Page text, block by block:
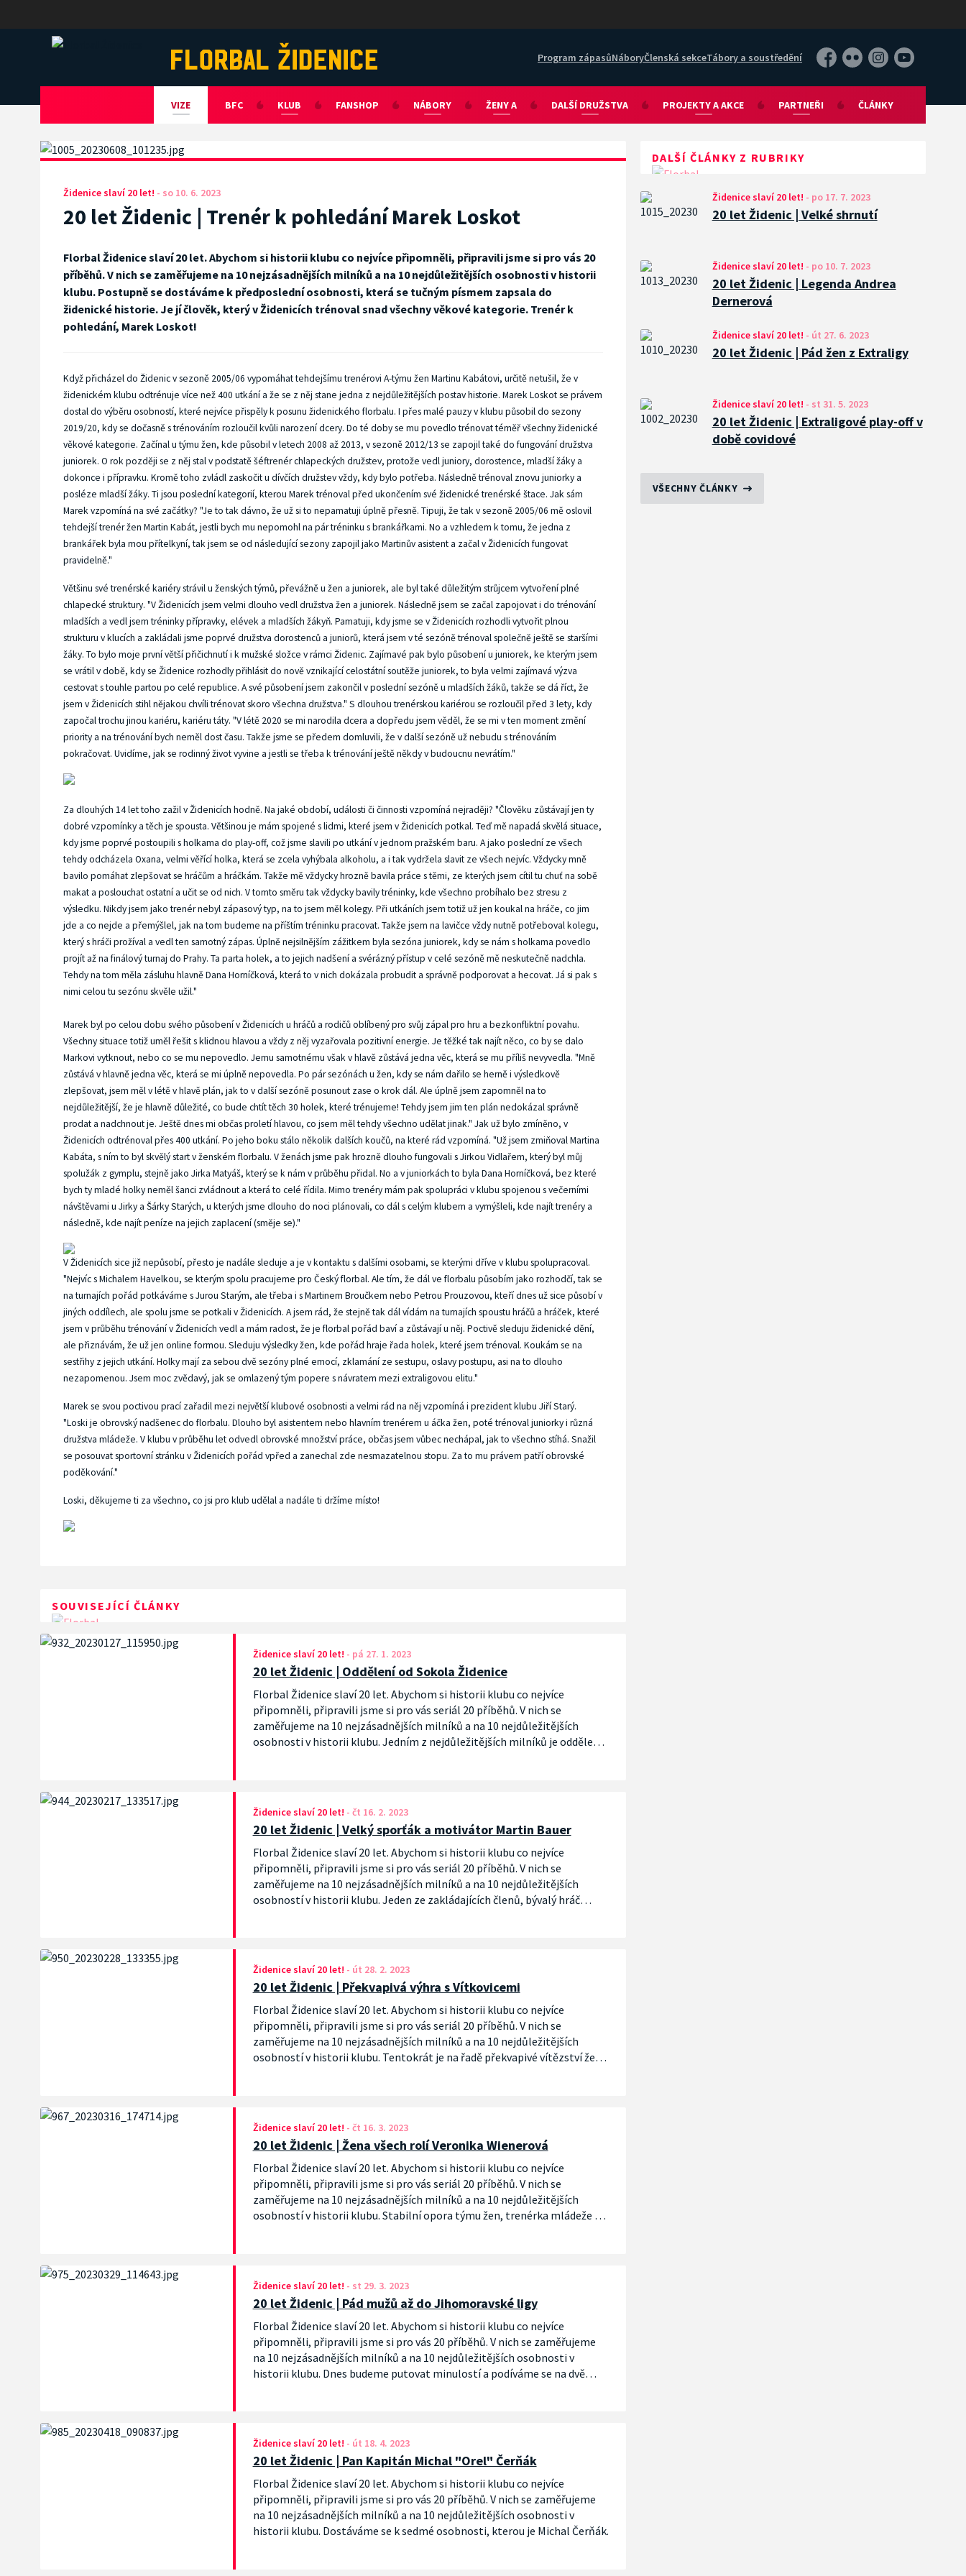
Program zápasůNáboryČlenská sekceTábory a soustředění Facebook
Flickr Instagram
YouTube
VIZE BFC KLUB FANSHOP NÁBORY ŽENY A DALŠÍ DRUŽSTVA PROJEKTY A AKCE PARTNEŘI ČLÁNKY
DALŠÍ ČLÁNKY Z RUBRIKY
Židenice slaví 20 let! - po 17. 7. 2023
20 let Židenic | Velké shrnutí
Židenice slaví 20 let! - po 10. 7. 2023
20 let Židenic | Legenda Andrea
Dernerová
Židenice slaví 20 let! - út 27. 6. 2023
20 let Židenic | Pád žen z Extraligy
Židenice slaví 20 let! - st 31. 5. 2023
20 let Židenic | Extraligové play-off v
době covidové
VŠECHNY ČLÁNKY
Židenice slaví 20 let! - so 10. 6. 2023
20 let Židenic | Trenér k pohledání Marek Loskot
Florbal Židenice slaví 20 let. Abychom si historii klubu co nejvíce připomněli, připravili jsme si pro vás 20
příběhů. V nich se zaměřujeme na 10 nejzásadnějších milníků a na 10 nejdůležitějších osobnosti v historii
klubu. Postupně se dostáváme k předposlední osobnosti, která se tučným písmem zapsala do
židenické historie. Je jí člověk, který v Židenicích trénoval snad všechny věkové kategorie. Trenér k
pohledání, Marek Loskot!
Když přicházel do Židenic v sezoně 2005/06 vypomáhat tehdejšímu trenérovi A-týmu žen Martinu Kabátovi, určitě netušil, že v
židenickém klubu odtrénuje více než 400 utkání a že se z něj stane jedna z nejdůležitějších postav historie. Marek Loskot se právem
dostal do výběru osobností, které nejvíce přispěly k posunu židenického florbalu. I přes malé pauzy v klubu působil do sezony
2019/20, kdy se dočasně s trénováním rozloučil kvůli narození dcery. Do té doby se mu povedlo trénovat téměř všechny židenické
věkové kategorie. Začínal u týmu žen, kde působil v letech 2008 až 2013, v sezoně 2012/13 se zapojil také do fungování družstva
juniorek. O rok později se z něj stal v podstatě šéftrenér chlapeckých družstev, protože vedl juniory, dorostence, mladší žáky a
dokonce i přípravku. Kromě toho zvládl zaskočit u dívčích družstev vždy, kdy bylo potřeba. Následně trénoval znovu juniorky a
posléze mladší žáky. Ti jsou poslední kategorií, kterou Marek trénoval před ukončením své židenické trenérské štace. Jak sám
Marek vzpomíná na své začátky? "Je to tak dávno, že už si to nepamatuji úplně přesně. Tipuji, že tak v sezoně 2005/06 mě oslovil
tehdejší trenér žen Martin Kabát, jestli bych mu nepomohl na pár tréninku s brankářkami. No a vzhledem k tomu, že jedna z
brankářek byla mou přítelkyní, tak jsem se od následující sezony zapojil jako Martinův asistent a začal v Židenicích fungovat
pravidelně."
Většinu své trenérské kariéry strávil u ženských týmů, převážně u žen a juniorek, ale byl také důležitým strůjcem vytvoření plné
chlapecké struktury. "V Židenicích jsem velmi dlouho vedl družstva žen a juniorek. Následně jsem se začal zapojovat i do trénování
mladších a vedl jsem tréninky přípravky, elévek a mladších žákyň. Pamatuji, kdy jsme se v Židenicích rozhodli vytvořit plnou
strukturu v klucích a zakládali jsme poprvé družstva dorostenců a juniorů, která jsem v té sezóně trénoval společně ještě se staršími
žáky. To bylo moje první větší přičichnutí i k mužské složce v rámci Židenic. Zajímavé pak bylo působení u juniorek, ke kterým jsem
se vrátil v době, kdy se Židenice rozhodly přihlásit do nově vznikající celostátní soutěže juniorek, to byla velmi zajímavá výzva
cestovat s touhle partou po celé republice. A své působení jsem zakončil v poslední sezóně u mladších žáků, takže se dá říct, že
jsem v Židenicích stihl nějakou chvíli trénovat skoro všechna družstva." S dlouhou trenérskou kariérou se rozloučil před 3 lety, kdy
započal trochu jinou kariéru, kariéru táty. "V létě 2020 se mi narodila dcera a dopředu jsem věděl, že se mi v ten moment změní
priority a na trénování bych neměl dost času. Takže jsme se předem domluvili, že v další sezóně už nebudu s trénováním
pokračovat. Uvidíme, jak se rodinný život vyvine a jestli se třeba k trénování ještě někdy v budoucnu nevrátím."
Za dlouhých 14 let toho zažil v Židenicích hodně. Na jaké období, události či činnosti vzpomíná nejraději? "Člověku zůstávají jen ty
dobré vzpomínky a těch je spousta. Většinou je mám spojené s lidmi, které jsem v Židenicích potkal. Teď mě napadá skvělá situace,
kdy jsme poprvé postoupili s holkama do play-off, což jsme slavili po utkání v jednom pražském baru. A jako poslední ze všech
tehdy odcházela Oxana, velmi věřící holka, která se zcela vyhýbala alkoholu, a i tak vydržela slavit ze všech nejvíc. Vždycky mně
bavilo pomáhat zlepšovat se hráčům a hráčkám. Takže mě vždycky hrozně bavila práce s těmi, ze kterých jsem cítil tu chuť na sobě
makat a poslouchat ostatní a učit se od nich. V tomto směru tak vždycky bavily tréninky, kde všechno probíhalo bez stresu z
výsledku. Nikdy jsem jako trenér nebyl zápasový typ, na to jsem měl kolegy. Při utkáních jsem totiž už jen koukal na hráče, co jim
jde a co nejde a přemýšlel, jak na tom budeme na příštím tréninku pracovat. Takže jsem na lavičce vždy nutně potřeboval kolegu,
který s hráči prožíval a vedl ten samotný zápas. Úplně nejsilnějším zážitkem byla sezóna juniorek, kdy se nám s holkama povedlo
projít až na finálový turnaj do Prahy. Ta parta holek, a to jejich nadšení a svérázný přístup v celé sezóně mě neskutečně nadchla.
Tehdy na tom měla zásluhu hlavně Dana Horníčková, která to v nich dokázala probudit a správně podporovat a hecovat. Já si pak s
nimi celou tu sezónu skvěle užil."
Marek byl po celou dobu svého působení v Židenicích u hráčů a rodičů oblíbený pro svůj zápal pro hru a bezkonfliktní povahu.
Všechny situace totiž uměl řešit s klidnou hlavou a vždy z něj vyzařovala pozitivní energie. Je těžké tak najít něco, co by se dalo
Markovi vytknout, nebo co se mu nepovedlo. Jemu samotnému však v hlavě zůstává jedna věc, která se mu příliš nevyvedla. "Mně
zůstává v hlavně jedna věc, která se mi úplně nepovedla. Po pár sezónách u žen, kdy se nám dařilo se herně i výsledkově
zlepšovat, jsem měl v létě v hlavě plán, jak to v další sezóně posunout zase o krok dál. Ale úplně jsem zapomněl na to
nejdůležitější, že je hlavně důležité, co bude chtít těch 30 holek, které trénujeme! Tehdy jsem jim ten plán nedokázal správně
prodat a nadchnout je. Ještě dnes mi občas proletí hlavou, co jsem měl tehdy všechno udělat jinak." Jak už bylo zmíněno, v
Židenicích odtrénoval přes 400 utkání. Po jeho boku stálo několik dalších koučů, na které rád vzpomíná. "Už jsem zmiňoval Martina
Kabáta, s ním to byl skvělý start v ženském florbalu. V ženách jsme pak hrozně dlouho fungovali s Jirkou Vidlařem, který byl můj
spolužák z gymplu, stejně jako Jirka Matyáš, který se k nám v průběhu přidal. No a v juniorkách to byla Dana Horníčková, bez které
bych ty mladé holky neměl šanci zvládnout a která to celé řídila. Mimo trenéry mám pak spolupráci v klubu spojenou s večerními
návštěvami u Jirky a Šárky Starých, u kterých jsme dlouho do noci plánovali, co dál s celým klubem a vymýšleli, kde najít trenéry a
následně, kde najít peníze na jejich zaplacení (směje se)."
V Židenicích sice již nepůsobí, přesto je nadále sleduje a je v kontaktu s dalšími osobami, se kterými dříve v klubu spolupracoval.
"Nejvíc s Michalem Havelkou, se kterým spolu pracujeme pro Český florbal. Ale tím, že dál ve florbalu působím jako rozhodčí, tak se
na turnajích pořád potkáváme s Jurou Starým, ale třeba i s Martinem Broučkem nebo Petrou Prouzovou, kteří dnes už sice působí v
jiných oddílech, ale spolu jsme se potkali v Židenicích. A jsem rád, že stejně tak dál vídám na turnajích spoustu hráčů a hráček, které
jsem v průběhu trénování v Židenicích vedl a mám radost, že je florbal pořád baví a zůstávají u něj. Poctivě sleduju židenické dění,
ale přiznávám, že už jen online formou. Sleduju výsledky žen, kde pořád hraje řada holek, které jsem trénoval. Koukám se na
sestřihy z jejich utkání. Holky mají za sebou dvě sezóny plné emocí, zklamání ze sestupu, oslavy postupu, asi na to dlouho
nezapomenou. Jsem moc zvědavý, jak se omlazený tým popere s návratem mezi extraligovou elitu."
Marek se svou poctivou prací zařadil mezi největší klubové osobnosti a velmi rád na něj vzpomíná i prezident klubu Jiří Starý.
"Loski je obrovský nadšenec do florbalu. Dlouho byl asistentem nebo hlavním trenérem u áčka žen, poté trénoval juniorky i různá
družstva mládeže. V klubu v průběhu let odvedl obrovské množství práce, občas jsem vůbec nechápal, jak to všechno stíhá. Snažil
se posouvat sportovní stránku v Židenicích pořád vpřed a zanechal zde nesmazatelnou stopu. Za to mu právem patří obrovské
poděkování."
Loski, děkujeme ti za všechno, co jsi pro klub udělal a nadále ti držíme místo!
SOUVISEJÍCÍ ČLÁNKY
Židenice slaví 20 let! - pá 27. 1. 2023
20 let Židenic | Oddělení od Sokola Židenice
Florbal Židenice slaví 20 let. Abychom si historii klubu co nejvíce
připomněli, připravili jsme si pro vás seriál 20 příběhů. V nich se
zaměřujeme na 10 nejzásadnějších milníků a na 10 nejdůležitějších
osobnosti v historii klubu. Jedním z nejdůležitějších milníků je oddělení
Židenice slaví 20 let! - čt 16. 2. 2023
20 let Židenic | Velký sporťák a motivátor Martin Bauer
Florbal Židenice slaví 20 let. Abychom si historii klubu co nejvíce
připomněli, připravili jsme si pro vás seriál 20 příběhů. V nich se
zaměřujeme na 10 nejzásadnějších milníků a na 10 nejdůležitějších
osobností v historii klubu. Jeden ze zakládajících členů, bývalý hráč
Židenice slaví 20 let! - út 28. 2. 2023
20 let Židenic | Překvapivá výhra s Vítkovicemi
Florbal Židenice slaví 20 let. Abychom si historii klubu co nejvíce
připomněli, připravili jsme si pro vás seriál 20 příběhů. V nich se
zaměřujeme na 10 nejzásadnějších milníků a na 10 nejdůležitějších
osobností v historii klubu. Tentokrát je na řadě překvapivé vítězství žen v
Židenice slaví 20 let! - čt 16. 3. 2023
20 let Židenic | Žena všech rolí Veronika Wienerová
Florbal Židenice slaví 20 let. Abychom si historii klubu co nejvíce
připomněli, připravili jsme si pro vás seriál 20 příběhů. V nich se
zaměřujeme na 10 nejzásadnějších milníků a na 10 nejdůležitějších
osobností v historii klubu. Stabilní opora týmu žen, trenérka mládeže a
Židenice slaví 20 let! - st 29. 3. 2023
20 let Židenic | Pád mužů až do Jihomoravské ligy
Florbal Židenice slaví 20 let. Abychom si historii klubu co nejvíce
připomněli, připravili jsme si pro vás 20 příběhů. V nich se zaměřujeme
na 10 nejzásadnějších milníků a na 10 nejdůležitějších osobnosti v
historii klubu. Dnes budeme putovat minulostí a podíváme se na dvě
Židenice slaví 20 let! - út 18. 4. 2023
20 let Židenic | Pan Kapitán Michal "Orel" Čerňák
Florbal Židenice slaví 20 let. Abychom si historii klubu co nejvíce
připomněli, připravili jsme si pro vás 20 příběhů. V nich se zaměřujeme
na 10 nejzásadnějších milníků a na 10 nejdůležitějších osobnosti v
historii klubu. Dostáváme se k sedmé osobnosti, kterou je Michal Čerňák.